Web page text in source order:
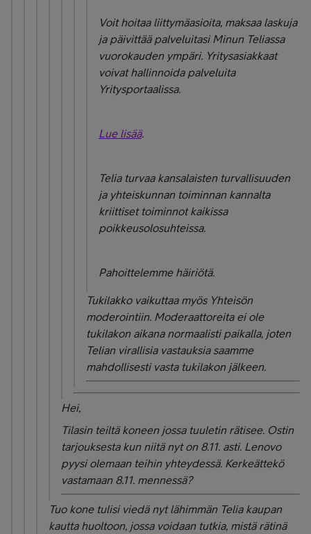
Voit hoitaa liittymäasioita, maksaa laskuja
ja päivittää palveluitasi Minun Teliassa
vuorokauden ympäri. Yritysasiakkaat
voivat hallinnoida palveluita
Yritysportaalissa.
Lue lisää.
Telia turvaa kansalaisten turvallisuuden
ja yhteiskunnan toiminnan kannalta
kriittiset toiminnot kaikissa
poikkeusolosuhteissa.
Pahoittelemme häiriötä.
Tukilakko vaikuttaa myös Yhteisön
moderointiin. Moderaattoreita ei ole
tukilakon aikana normaalisti paikalla, joten
Telian virallisia vastauksia saamme
mahdollisesti vasta tukilakon jälkeen.
Hei,
Tilasin teiltä koneen jossa tuuletin rätisee. Ostin
tarjouksesta kun niitä nyt on 8.11. asti. Lenovo
pyysi olemaan teihin yhteydessä. Kerkeättekö
vastamaan 8.11. mennessä?
Tuo kone tulisi viedä nyt lähimmän Telia kaupan
kautta huoltoon, jossa voidaan tutkia, mistä rätinä